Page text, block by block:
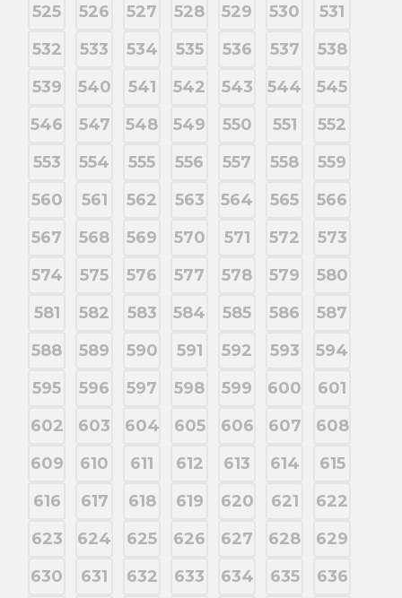
525
526 527 528 529 530
531
532
533 534 535 536 537
538
539
540 541 542 543 544
545
546
547 548 549 550 551
552
553
554 555 556 557 558
559
560
561 562 563 564 565
566
567
568 569 570 571 572
573
574
575 576 577 578 579
580
581
582 583 584 585 586
587
588
589 590 591 592 593
594
595
596 597 598 599 600
601
602
603 604 605 606 607
608
609
610 611 612 613 614
615
616
617 618 619 620 621
622
623
624 625 626 627 628
629
630
631 632 633 634 635
636